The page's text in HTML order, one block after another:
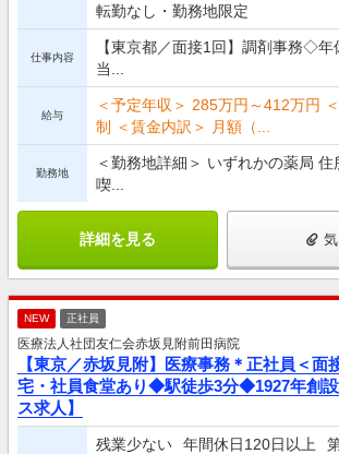
転勤なし・勤務地限定
仕事内容
【東京都／面接1回】調剤事務◇
当...
給与
＜予定年収＞ 285万円～412万円
制 ＜賃金内訳＞ 月額（...
勤務地
＜勤務地詳細＞ いずれかの薬局 住
喫...
詳細を見る
NEW 正社員
医療法人社団友仁会赤坂見附前田病院
【東京／赤坂見附】医療事務＊正社員＜
宅・社員食堂あり◆駅徒歩3分◆1927年創
ス求人】
残業少ない 年間休日120日以上